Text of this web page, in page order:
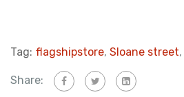
Tag: flagshipstore, Sloane street,
Share: